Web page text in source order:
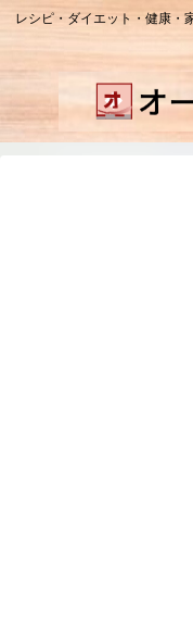
レシピ・ダイエット・健康・